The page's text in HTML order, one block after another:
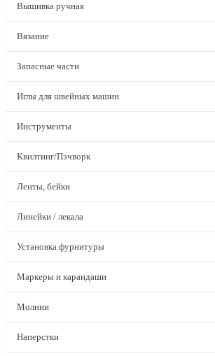
Вышивка ручная
Вязание
Запасные части
Иглы для швейных машин
Инструменты
Квилтинг/Пэчворк
Ленты, бейки
Линейки / лекала
Установка фурнитуры
Маркеры и карандаши
Молнии
Наперстки